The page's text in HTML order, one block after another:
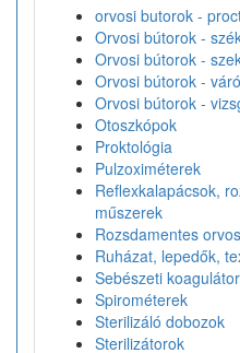
orvosi butorok -
Orvosi bútorok -
Orvosi bútorok -
Orvosi bútorok -
Orvosi bútorok -
Otoszkópok
Proktológia
Pulzoximéterek
Reflexkalapácsok,
műszerek
Rozsdamentes
Ruházat, lepedők,
Sebészeti
Spirométerek
Sterilizáló dobozok
Sterilizátorok